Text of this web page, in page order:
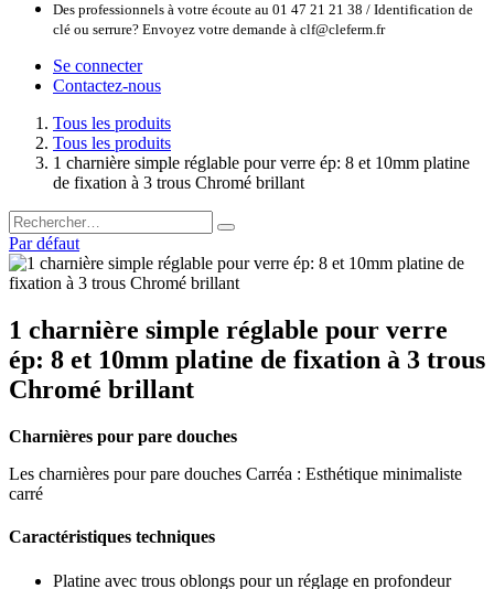
Des professionnels à votre écoute au 01 47 21 21 38 / Identification de
clé ou serrure? Envoyez votre demande à clf@cleferm.fr
Se connecter
Contactez-nous
Tous les produits
Tous les produits
1 charnière simple réglable pour verre ép: 8 et 10mm platine
de fixation à 3 trous Chromé brillant
Par défaut
1 charnière simple réglable pour verre
ép: 8 et 10mm platine de fixation à 3 trous
Chromé brillant
Charnières pour pare douches
Les charnières pour pare douches Carréa : Esthétique minimaliste
carré
Caractéristiques techniques
Platine avec trous oblongs pour un réglage en profondeur